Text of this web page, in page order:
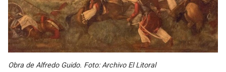
Obra de Alfredo Guido. Foto: Archivo El Litoral